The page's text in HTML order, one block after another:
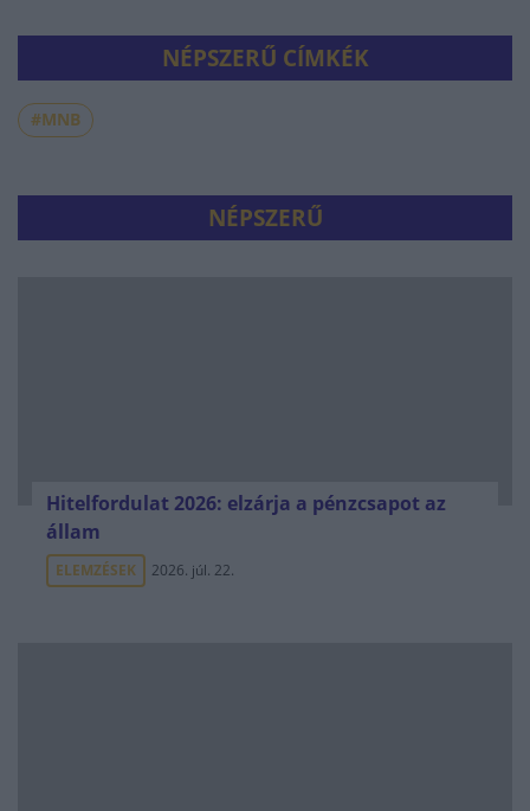
NÉPSZERŰ CÍMKÉK
#MNB
NÉPSZERŰ
Hitelfordulat 2026: elzárja a pénzcsapot az
állam
ELEMZÉSEK 2026. júl. 22.